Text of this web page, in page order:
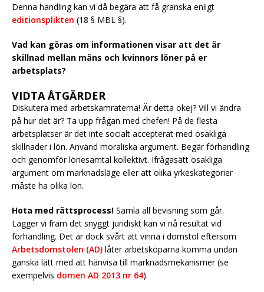
Denna handling kan vi då begära att få granska enligt
editionsplikten (18 § MBL §).
Vad kan göras om informationen visar att det är
skillnad mellan mäns och kvinnors löner på er
arbetsplats?
VIDTA ÅTGÄRDER
Diskutera med arbetskamraterna! Är detta okej? Vill vi ändra
på hur det är? Ta upp frågan med chefen! På de flesta
arbetsplatser är det inte socialt accepterat med osakliga
skillnader i lön. Använd moraliska argument. Begär förhandling
och genomför lönesamtal kollektivt. Ifrågasätt osakliga
argument om marknadsläge eller att olika yrkeskategorier
måste ha olika lön.
Hota med rättsprocess! Samla all bevisning som går.
Lägger vi fram det snyggt juridiskt kan vi nå resultat vid
förhandling. Det är dock svårt att vinna i domstol eftersom
Arbetsdomstolen (AD) låter arbetsköparna komma undan
ganska lätt med att hänvisa till marknadsmekanismer (se
exempelvis domen AD 2013 nr 64).